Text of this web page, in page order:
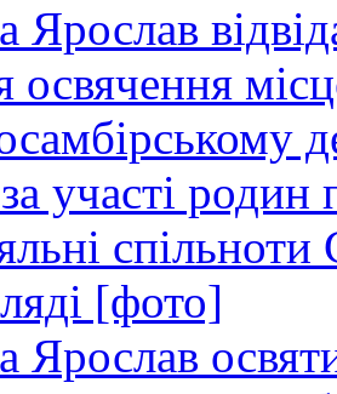
Ярослав
освячення
участі
[фото]
Ярослав